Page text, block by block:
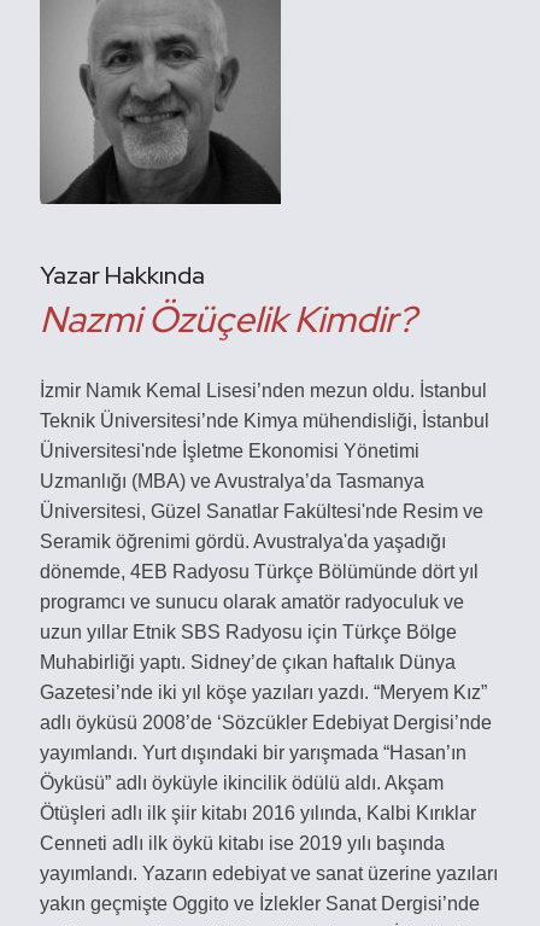
Yazar Hakkında
Nazmi Özüçelik Kimdir?
İzmir Namık Kemal Lisesi’nden mezun oldu. İstanbul
Teknik Üniversitesi’nde Kimya mühendisliği, İstanbul
Üniversitesi'nde İşletme Ekonomisi Yönetimi
Uzmanlığı (MBA) ve Avustralya’da Tasmanya
Üniversitesi, Güzel Sanatlar Fakültesi'nde Resim ve
Seramik öğrenimi gördü. Avustralya'da yaşadığı
dönemde, 4EB Radyosu Türkçe Bölümünde dört yıl
programcı ve sunucu olarak amatör radyoculuk ve
uzun yıllar Etnik SBS Radyosu için Türkçe Bölge
Muhabirliği yaptı. Sidney’de çıkan haftalık Dünya
Gazetesi’nde iki yıl köşe yazıları yazdı. “Meryem Kız”
adlı öyküsü 2008’de ‘Sözcükler Edebiyat Dergisi’nde
yayımlandı. Yurt dışındaki bir yarışmada “Hasan’ın
Öyküsü” adlı öyküyle ikincilik ödülü aldı. Akşam
Ötüşleri adlı ilk şiir kitabı 2016 yılında, Kalbi Kırıklar
Cenneti adlı ilk öykü kitabı ise 2019 yılı başında
yayımlandı. Yazarın edebiyat ve sanat üzerine yazıları
yakın geçmişte Oggito ve İzlekler Sanat Dergisi’nde